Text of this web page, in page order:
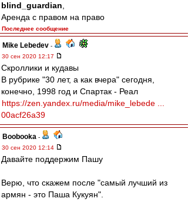
blind_guardian
Аренда с правом на право
Последнее сообщение
Mike Lebedev -
30 сен 2020 12:17
Скроллики и кудавы
В рубрике "30 лет, а как вчера" сегодня,
конечно, 1998 год и Спартак - Реал
https://zen.yandex.ru/media/mike_lebede ...
00acf26a39
Boobooka -
30 сен 2020 12:14
Давайте поддержим Пашу
Верю, что скажем после "самый лучший из
армян - это Паша Кукуян".